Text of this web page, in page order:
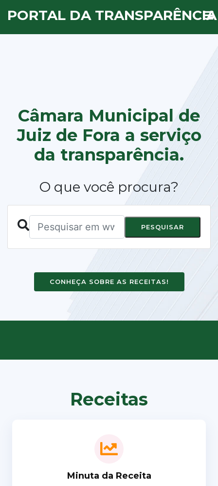
PORTAL DA TRANSPARÊNCIA
Câmara Municipal de
Juiz de Fora a serviço
da transparência.
O que você procura?
PESQUISAR
CONHEÇA SOBRE AS RECEITAS!
Receitas
Minuta da Receita